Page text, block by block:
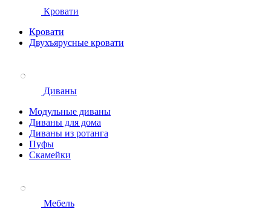
Кровати
Кровати
Двухъярусные кровати
Диваны
Модульные диваны
Диваны для дома
Диваны из ротанга
Пуфы
Скамейки
Мебель